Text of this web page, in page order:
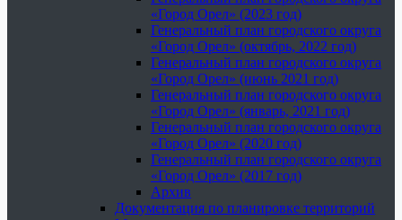
«Город Орел» (2023 год)
Генеральный план городского округа
«Город Орел» (октябрь, 2022 год)
Генеральный план городского округа
«Город Орел» (июнь 2021 год)
Генеральный план городского округа
«Город Орел» (январь, 2021 год)
Генеральный план городского округа
«Город Орел» (2020 год)
Генеральный план городского округа
«Город Орел» (2017 год)
Архив
Документация по планировке территорий